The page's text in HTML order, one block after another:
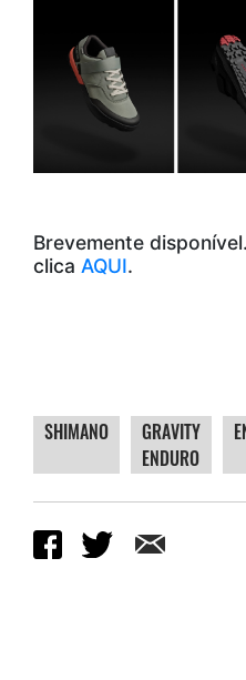
Brevemente
clica AQUI.
SHIMANO
GRAVITY
ENDURO